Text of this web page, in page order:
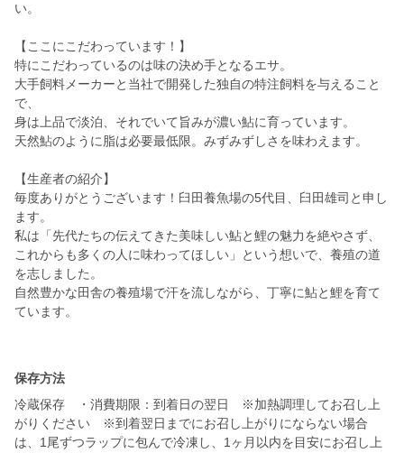
い。
【ここにこだわっています！】
特にこだわっているのは味の決め手となるエサ。
大手飼料メーカーと当社で開発した独自の特注飼料を与えること
で、
身は上品で淡泊、それでいて旨みが濃い鮎に育っています。
天然鮎のように脂は必要最低限。みずみずしさを味わえます。
【生産者の紹介】
毎度ありがとうございます！臼田養魚場の5代目、臼田雄司と申し
ます。
私は「先代たちの伝えてきた美味しい鮎と鯉の魅力を絶やさず、
これからも多くの人に味わってほしい」という想いで、養殖の道
を志しました。
自然豊かな田舎の養殖場で汗を流しながら、丁寧に鮎と鯉を育て
ています。
保存方法
冷蔵保存 ・消費期限：到着日の翌日 ※加熱調理してお召し上
がりください ※到着翌日までにお召し上がりにならない場合
は、1尾ずつラップに包んで冷凍し、1ヶ月以内を目安にお召し上